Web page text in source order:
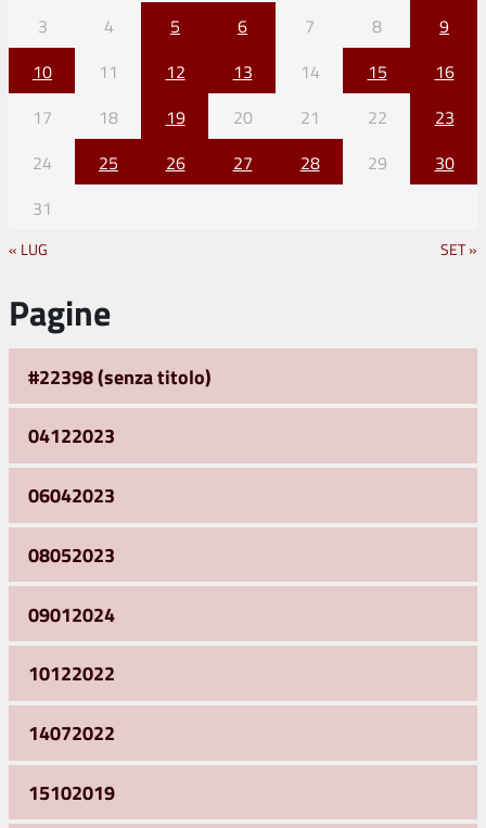
3
4 5 6 7 8
9
10
11 12 13 14 15
16
17
18 19 20 21 22
23
24
25 26 27 28 29
30
31
« LUG SET »
Pagine
#22398 (senza titolo)
04122023
06042023
08052023
09012024
10122022
14072022
15102019